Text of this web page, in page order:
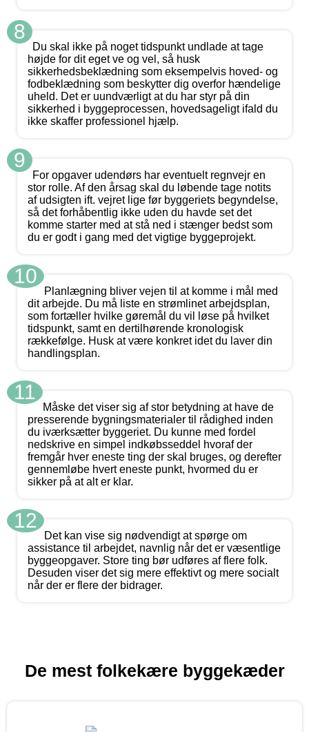
8
Du skal ikke på noget tidspunkt undlade at tage
højde for dit eget ve og vel, så husk
sikkerhedsbeklædning som eksempelvis hoved- og
fodbeklædning som beskytter dig overfor hændelige
uheld. Det er uundværligt at du har styr på din
sikkerhed i byggeprocessen, hovedsageligt ifald du
ikke skaffer professionel hjælp.
9
For opgaver udendørs har eventuelt regnvejr en
stor rolle. Af den årsag skal du løbende tage notits
af udsigten ift. vejret lige før byggeriets begyndelse,
så det forhåbentlig ikke uden du havde set det
komme starter med at stå ned i stænger bedst som
du er godt i gang med det vigtige byggeprojekt.
10
Planlægning bliver vejen til at komme i mål med
dit arbejde. Du må liste en strømlinet arbejdsplan,
som fortæller hvilke gøremål du vil løse på hvilket
tidspunkt, samt en dertilhørende kronologisk
rækkefølge. Husk at være konkret idet du laver din
handlingsplan.
11
Måske det viser sig af stor betydning at have de
presserende bygningsmaterialer til rådighed inden
du iværksætter byggeriet. Du kunne med fordel
nedskrive en simpel indkøbsseddel hvoraf der
fremgår hver eneste ting der skal bruges, og derefter
gennemløbe hvert eneste punkt, hvormed du er
sikker på at alt er klar.
12
Det kan vise sig nødvendigt at spørge om
assistance til arbejdet, navnlig når det er væsentlige
byggeopgaver. Store ting bør udføres af flere folk.
Desuden viser det sig mere effektivt og mere socialt
når der er flere der bidrager.
De mest folkekære byggekæder